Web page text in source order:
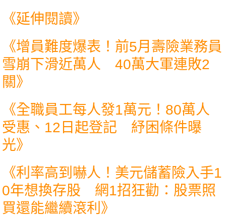
《延伸閱讀》
《增員難度爆表！前5月壽險業務員
雪崩下滑近萬人 40萬大軍連敗2
關》
《全職員工每人發1萬元！80萬人
受惠、12日起登記 紓困條件曝
光》
《利率高到嚇人！美元儲蓄險入手1
0年想換存股 網1招狂勸：股票照
買還能繼續滾利 》